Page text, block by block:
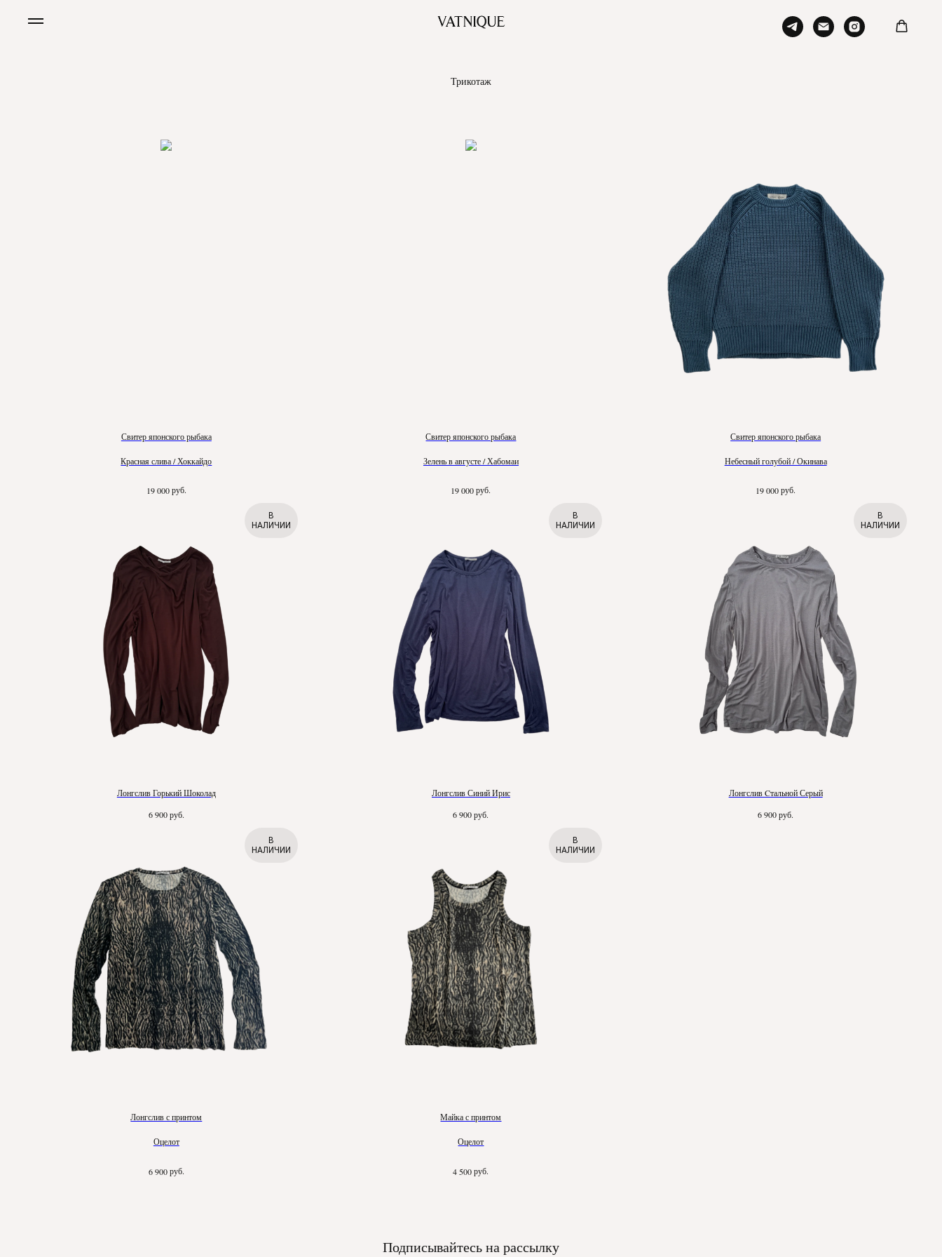
Трикотаж
Свитер японского рыбака
Красная слива / Хоккайдо
19 000руб.
Свитер японского рыбака
Зелень в августе / Хабомаи
19 000 руб.
Свитер японского рыбака
Небесный голубой / Окинава
19 000руб.
В
НАЛИЧИИ
Лонгслив Горький Шоколад
6 900руб.
В
НАЛИЧИИ
Лонгслив Синий Ирис
6 900 руб.
В
НАЛИЧИИ
Лонгслив Cтальной Серый
6 900руб.
В
НАЛИЧИИ
Лонгслив с принтом
Оцелот
6 900руб.
В
НАЛИЧИИ
Майка с принтом
Оцелот
4 500 руб.
Подписывайтесь на рассылку